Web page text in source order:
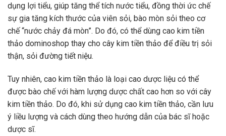
dụng lợi tiểu, giúp tăng thể tích nước tiểu, đồng thời ức chế
sự gia tăng kích thước của viên sỏi, bào mòn sỏi theo cơ
chế “nước chảy đá mòn”. Do đó, có thể dùng cao kim tiền
thảo dominoshop thay cho cây kim tiền thảo để điều trị sỏi
thận, sỏi đường tiết niệu.
Tuy nhiên, cao kim tiền thảo là loại cao dược liệu có thể
được bào chế với hàm lượng dược chất cao hơn so với cây
kim tiền thảo. Do đó, khi sử dụng cao kim tiền thảo, cần lưu
ý liều lượng và cách dùng theo hướng dẫn của bác sĩ hoặc
dược sĩ.